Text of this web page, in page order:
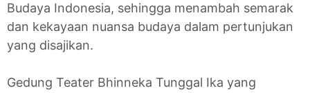
Budaya Indonesia, sehingga menambah semarak
dan kekayaan nuansa budaya dalam pertunjukan
yang disajikan.
Gedung Teater Bhinneka Tunggal Ika yang